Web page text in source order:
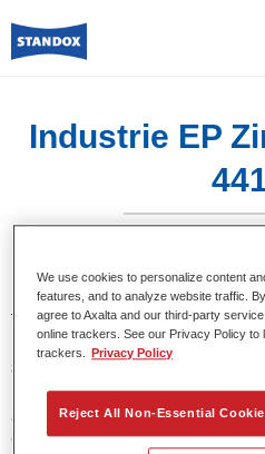
Industrie EP
Industry EP Zinc-Rich Primer
tweecomponentenproduct op
uitstekende
stalen ondergronden en een
Indien gebruikt in combinatie
aflakmaterialen, levert het een
Omdat deze coating zeer
We use cookies to personalize content
features, and to analyze website traffic.
agree to Axalta and our third-party
online trackers. See our Privacy Policy
trackers.
Privacy Policy
Reject All Non-Essential